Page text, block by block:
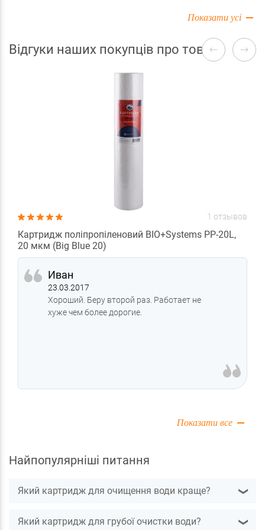
Показати усі
Відгуки наших покупців про товари
1 отзывов
Картридж поліпропіленовий BIO+Systems PP-20L,
20 мкм (Big Blue 20)
Иван
23.03.2017
Хороший. Беру второй раз. Работает не
хуже чем более дорогие.
Показати все
Найпопулярніші питання
Який картридж для очищення води краще? ❯
Який картридж для грубої очистки води? ❯